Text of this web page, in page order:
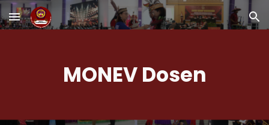
Skip to main content Skip to navigation
MONEV Dosen